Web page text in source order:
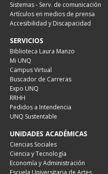
Sistemas - Serv. de comunicación
Artículos en medios de prensa
Accesibilidad y Discapacidad
SERVICIOS
Biblioteca Laura Manzo
Mi UNQ
Campus Virtual
Buscador de Carreras
Expo UNQ
RRHH
Pedidos a Intendencia
UNQ Sustentable
UNIDADES ACADÉMICAS
Ciencias Sociales
Ciencia y Tecnología
Economía y Administración
Escuela Universitaria de Artes